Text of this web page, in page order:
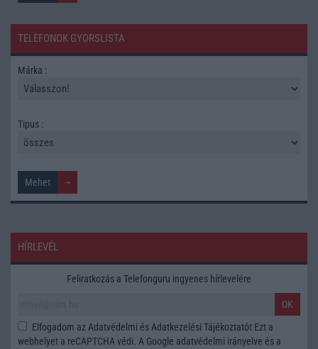
TELEFONOK GYORSLISTA
Márka :
Tipus :
HÍRLEVÉL
Feliratkozás a Telefonguru ingyenes hírlevelére
OK
Elfogadom azAdatvédelmi és Adatkezelési Tájékoztatót Ezt a
webhelyet a reCAPTCHA védi. A Google adatvédelmi irányelve és a